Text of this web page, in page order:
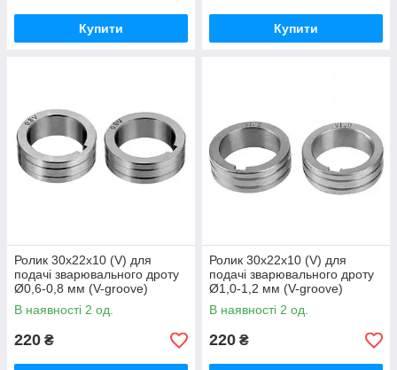
Купити Купити
Ролик 30х22х10 (V) для
подачі зварювального дроту
Ø0,6-0,8 мм (V-groove)
В наявності 2 од.
220 ₴
Ролик 30х22х10 (V) для
подачі зварювального дроту
Ø1,0-1,2 мм (V-groove)
В наявності 2 од.
220 ₴